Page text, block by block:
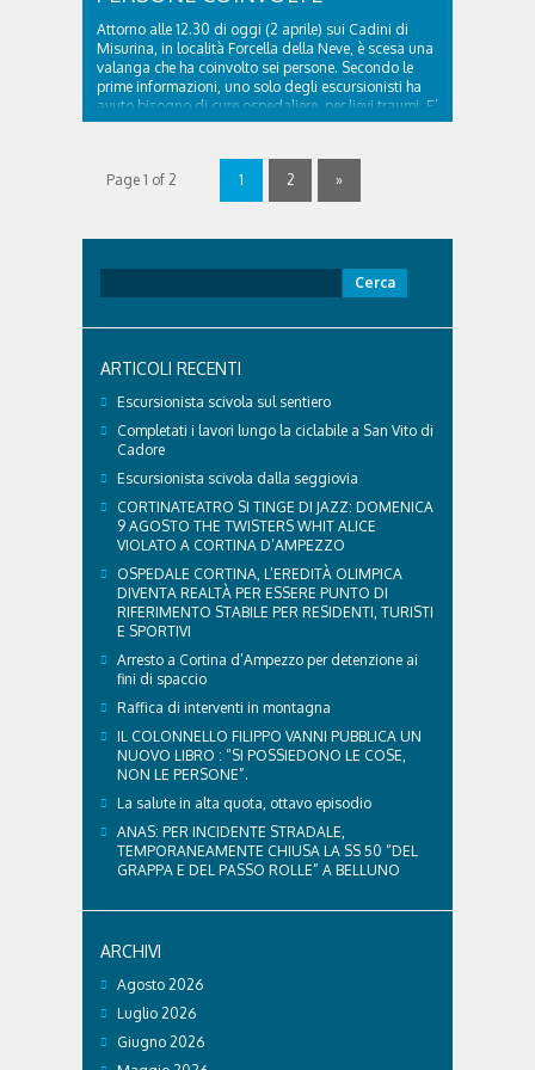
Attorno alle 12.30 di oggi (2 aprile) sui Cadini di
Misurina, in località Forcella della Neve, è scesa una
valanga che ha coinvolto sei persone. Secondo le
prime informazioni, uno solo degli escursionisti ha
avuto bisogno di cure ospedaliere, per lievi traumi. E’
stato trasferito in ospedale con l’elicottero Falco
Page 1 of 2
1 2 »
per:
ARTICOLI RECENTI
Escursionista scivola sul sentiero
Completati i lavori lungo la ciclabile a San Vito di
Cadore
Escursionista scivola dalla seggiovia
CORTINATEATRO SI TINGE DI JAZZ: DOMENICA
9 AGOSTO THE TWISTERS WHIT ALICE
VIOLATO A CORTINA D’AMPEZZO
OSPEDALE CORTINA, L’EREDITÀ OLIMPICA
DIVENTA REALTÀ PER ESSERE PUNTO DI
RIFERIMENTO STABILE PER RESIDENTI, TURISTI
E SPORTIVI
Arresto a Cortina d’Ampezzo per detenzione ai
fini di spaccio
Raffica di interventi in montagna
IL COLONNELLO FILIPPO VANNI PUBBLICA UN
NUOVO LIBRO : “SI POSSIEDONO LE COSE,
NON LE PERSONE”.
La salute in alta quota, ottavo episodio
ANAS: PER INCIDENTE STRADALE,
TEMPORANEAMENTE CHIUSA LA SS 50 “DEL
GRAPPA E DEL PASSO ROLLE” A BELLUNO
ARCHIVI
Agosto 2026
Luglio 2026
Giugno 2026